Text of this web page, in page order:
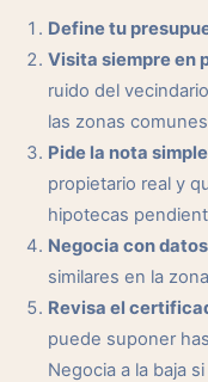
Define tu
Visita siempre en
ruido del
las zonas
Pide la nota
propietario real y
hipotecas
Negocia con
similares en la
Revisa el
puede suponer
Negocia a la baja